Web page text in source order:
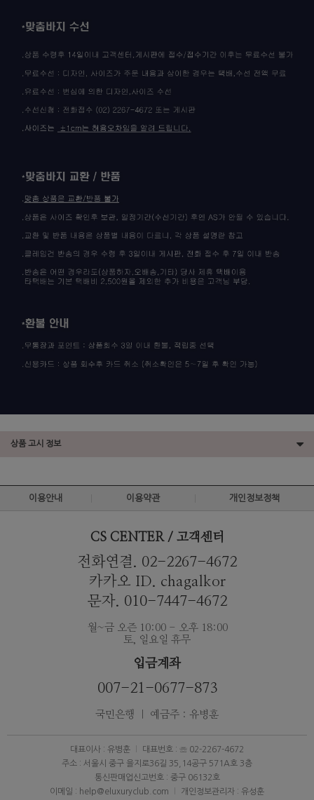
상품 고시 정보
이용안내 이용약관 개인정보정책
CS CENTER / 고객센터
전화연결. 02-2267-4672
카카오 ID. chagalkor
문자. 010-7447-4672
월~금 오즌 10:00 - 오후 18:00
토, 일요일 휴무
입금계좌
007-21-0677-873
국민은행 ｜ 예금주 : 유병훈
대표이사 : 유병훈
대표번호 : ☏ 02-2267-4672
주소 : 서울시 중구 을지로36길 35,14공구 571A호 3층
통신판매업신고번호 : 중구 06132호
이메일 : help@eluxuryclub.com
개인정보관리자 : 유성훈